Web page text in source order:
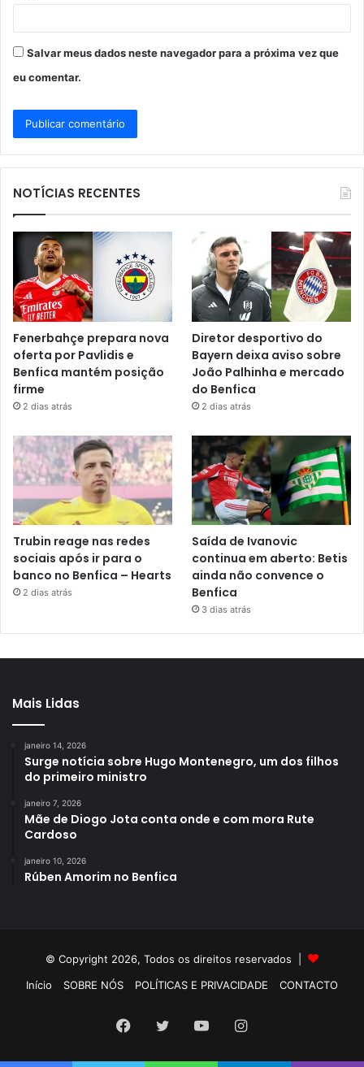
Salvar meus dados neste navegador para a próxima vez que
eu comentar.
NOTÍCIAS RECENTES
Fenerbahçe prepara nova
oferta por Pavlidis e
Benfica mantém posição
firme
2 dias atrás
Diretor desportivo do
Bayern deixa aviso sobre
João Palhinha e mercado
do Benfica
2 dias atrás
Trubin reage nas redes
sociais após ir para o
banco no Benfica – Hearts
2 dias atrás
Saída de Ivanovic
continua em aberto: Betis
ainda não convence o
Benfica
3 dias atrás
Mais Lidas
janeiro 14, 2026
Surge notícia sobre Hugo Montenegro, um dos filhos
do primeiro ministro
janeiro 7, 2026
Mãe de Diogo Jota conta onde e com mora Rute
Cardoso
janeiro 10, 2026
Rúben Amorim no Benfica
© Copyright 2026, Todos os direitos reservados |
Início
SOBRE NÓS POLÍTICAS E PRIVACIDADE CONTACTO
Facebook
TwitterYouTubeInstagram